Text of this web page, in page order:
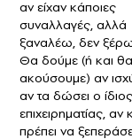
αν είχαν κάποιες
συναλλαγές, αλλά
ξαναλέω, δεν
Θα δούμε (ή και θα
ακούσουμε) αν
αν τα δώσει ο
επιχειρηματίας, αν
πρέπει να